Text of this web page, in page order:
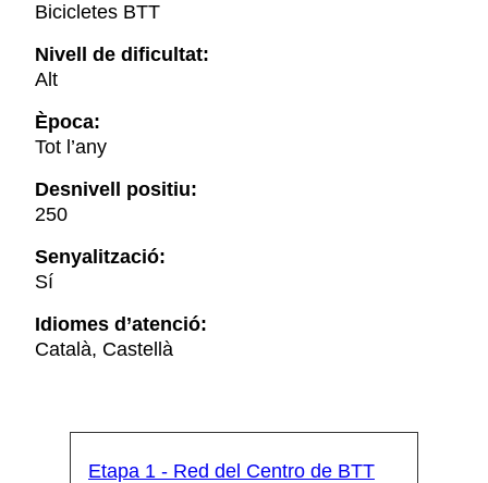
Bicicletes BTT
Nivell de dificultat:
Alt
Època:
Tot l’any
Desnivell positiu:
250
Senyalització:
Sí
Idiomes d’atenció:
Català, Castellà
Etapa 1 - Red del Centro de BTT